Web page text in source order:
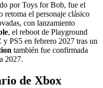
por Toys for Bob, fue el
retoma el personaje clásico
con lanzamiento
, el reboot de Playground
PS5 en febrero 2027 tras un
también fue confirmada
2027.
de Xbox